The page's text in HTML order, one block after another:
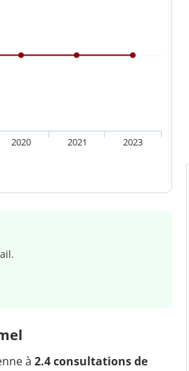
2020 2021 2023
à 2.4 consultations de